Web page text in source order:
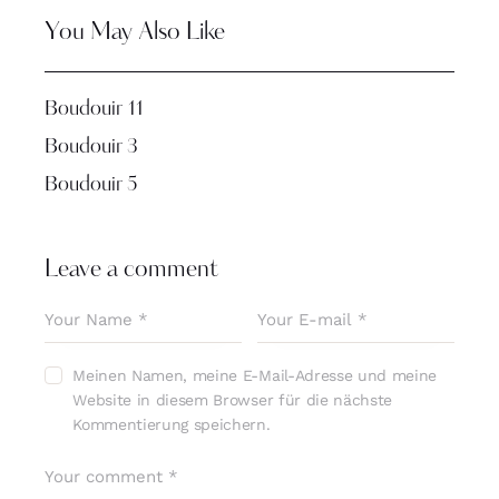
You May Also Like
Boudouir 11
Boudouir 3
Boudouir 5
Leave a comment
Meinen Namen, meine E-Mail-Adresse und meine
Website in diesem Browser für die nächste
Kommentierung speichern.